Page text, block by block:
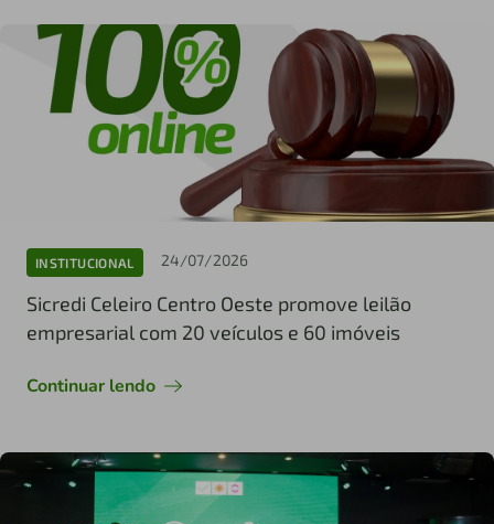
INSTITUCIONAL 24/07/2026
Sicredi Celeiro Centro Oeste promove leilão
empresarial com 20 veículos e 60 imóveis
Continuar lendo